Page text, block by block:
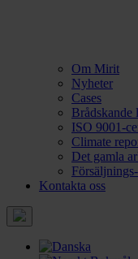
Om Mirit
Nyheter
Cases
Brådskande
ISO 9001-
Climate
Det gamla
Kontakta oss